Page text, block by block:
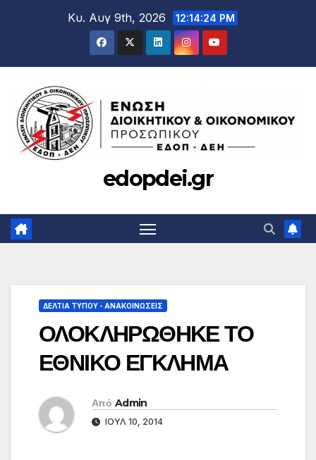
Κυ. Αυγ 9th, 2026 12:14:25 PM
edopdei.gr
ΔΕΛΤΊΑ ΤΎΠΟΥ - ΑΝΑΚΟΙΝΏΣΕΙΣ
ΟΛΟΚΛΗΡΩΘΗΚΕ ΤΟ
ΕΘΝΙΚΟ ΕΓΚΛΗΜΑ
Από Admin
ΙΟΎΛ 10, 2014